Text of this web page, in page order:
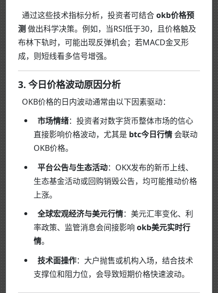
通过这些技术指标分析，投资者可结合okb价格预
测 做出科学决策。例如，当RSI低于30，且价格触及
布林下轨时，可能出现反弹机会；若MACD金叉形
成，则短线看多信号增强。
3. 今日价格波动原因分析
OKB价格的日内波动通常由以下因素驱动：
市场情绪：投资者对数字货币整体市场的信心
直接影响价格波动，尤其是 btc今日行情 会联动
OKB价格。
平台公告与生态活动：OKX发布的新币上线、
生态基金活动或回购销毁公告，均可能推动价格
上涨。
全球宏观经济与美元行情：美元汇率变化、利
率政策、监管消息会间接影响 okb美元实时行
情。
技术面操作：大户抛售或机构入场，结合技术
支撑位和阻力位，会导致短期价格快速波动。